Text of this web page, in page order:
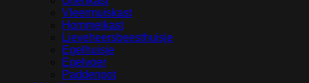
Vleermuiskast
Hommelkast
Lieveheersbeesthuisje
Egelhuisje
Egelvoer
Paddenpot